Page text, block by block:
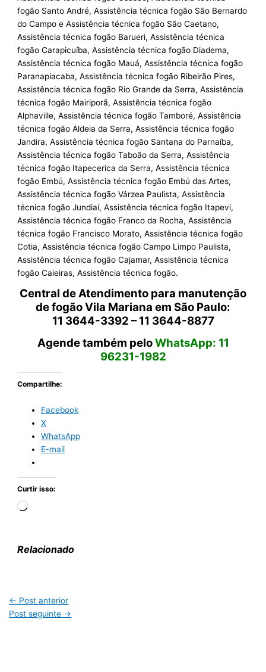
fogão Santo André, Assistência técnica fogão São Bernardo
do Campo e Assistência técnica fogão São Caetano,
Assistência técnica fogão Barueri, Assistência técnica
fogão Carapicuíba, Assistência técnica fogão Diadema,
Assistência técnica fogão Mauá, Assistência técnica fogão
Paranapiacaba, Assistência técnica fogão Ribeirão Pires,
Assistência técnica fogão Rio Grande da Serra, Assistência
técnica fogão Mairiporã, Assistência técnica fogão
Alphaville, Assistência técnica fogão Tamboré, Assistência
técnica fogão Aldeia da Serra, Assistência técnica fogão
Jandira, Assistência técnica fogão Santana do Parnaíba,
Assistência técnica fogão Taboão da Serra, Assistência
técnica fogão Itapecerica da Serra, Assistência técnica
fogão Embú, Assistência técnica fogão Embú das Artes,
Assistência técnica fogão Várzea Paulista, Assistência
técnica fogão Jundiaí, Assistência técnica fogão Itapevi,
Assistência técnica fogão Franco da Rocha, Assistência
técnica fogão Francisco Morato, Assistência técnica fogão
Cotia, Assistência técnica fogão Campo Limpo Paulista,
Assistência técnica fogão Cajamar, Assistência técnica
fogão Caieiras, Assistência técnica fogão.
Central de Atendimento para manutenção
de fogão Vila Mariana em São Paulo:
11 3644-3392 – 11 3644-8877
Agende também peloWhatsApp: 11
96231-1982
Compartilhe:
Facebook
X
WhatsApp
E-mail
Curtir isso:
Carregando...
Relacionado
← Post anterior
Post seguinte →